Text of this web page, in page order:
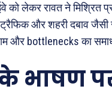
को लेकर रावत ने मिश्रित
ट्रैफिक और शहरी दबाव
और bottlenecks का
भाषण पर